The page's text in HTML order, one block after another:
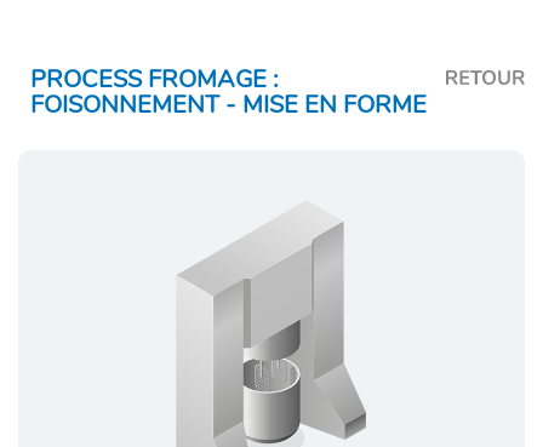
PROCESS FROMAGE :
FOISONNEMENT - MISE EN FORME